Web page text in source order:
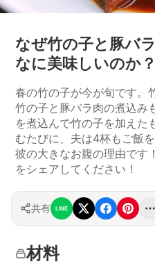
なぜ竹の子と豚バ
なに美味しいのか？
春の竹の子が今が旬です。
竹の子と豚バラ肉の煮込み
を煮込んで竹の子を加えた
むたびに、夫は4杯もご飯
彼の大きなお腹の理由です
をシェアしてください！
共有 LINE
材料